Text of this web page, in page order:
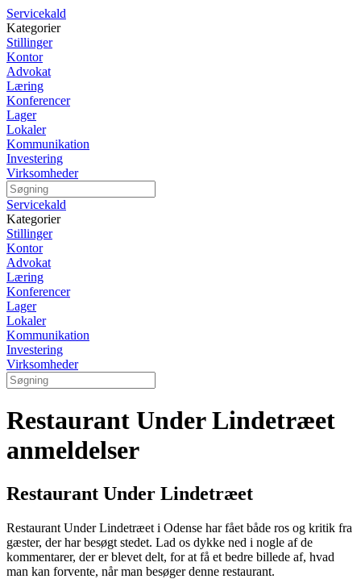
Servicekald
Kategorier
Stillinger
Kontor
Advokat
Læring
Konferencer
Lager
Lokaler
Kommunikation
Investering
Virksomheder
Servicekald
Kategorier
Stillinger
Kontor
Advokat
Læring
Konferencer
Lager
Lokaler
Kommunikation
Investering
Virksomheder
Restaurant Under Lindetræet
anmeldelser
Restaurant Under Lindetræet
Restaurant Under Lindetræet i Odense har fået både ros og kritik fra
gæster, der har besøgt stedet. Lad os dykke ned i nogle af de
kommentarer, der er blevet delt, for at få et bedre billede af, hvad
man kan forvente, når man besøger denne restaurant.